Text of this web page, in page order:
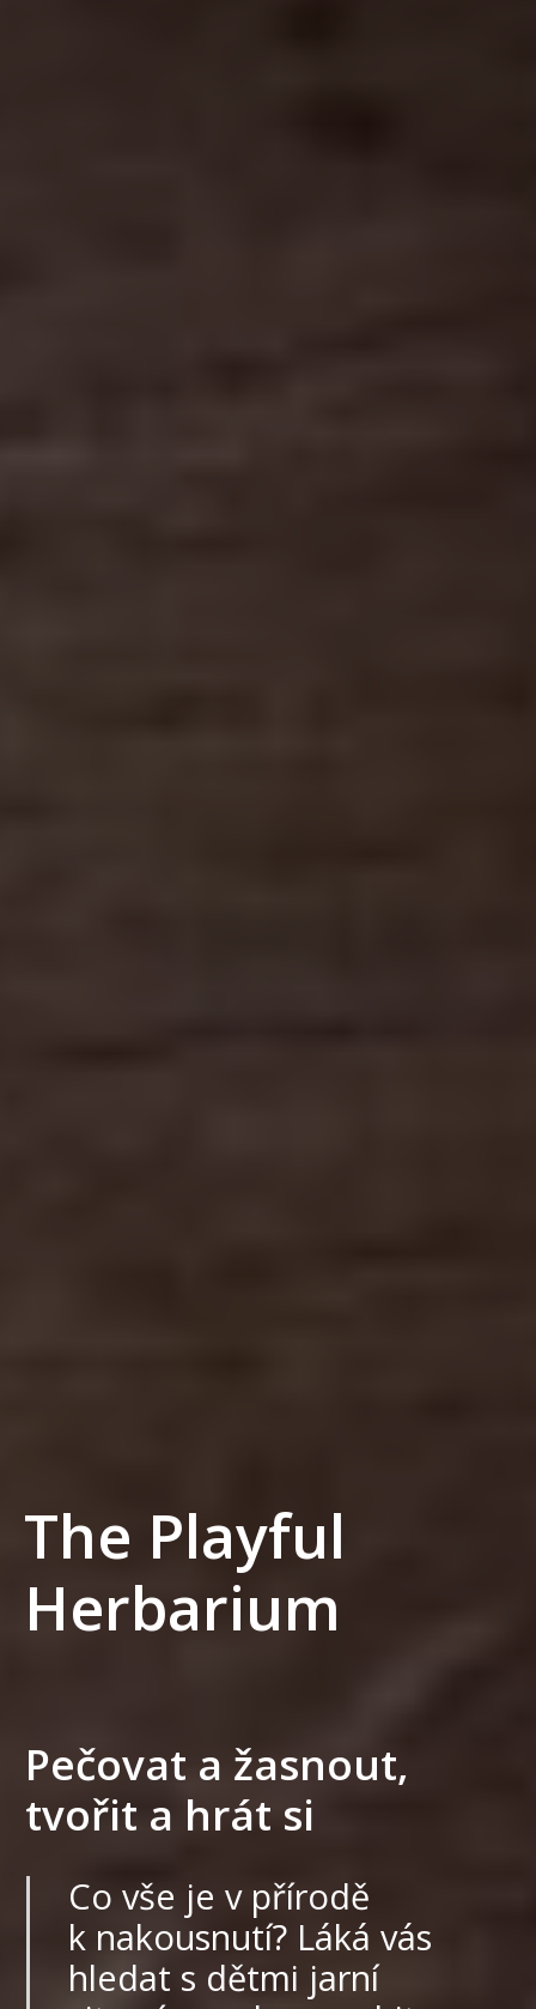
The Playful
Herbarium
Pečovat a žasnout,
tvořit a hrát si
Co vše je v přírodě
k nakousnutí? Láká vás
hledat s dětmi jarní